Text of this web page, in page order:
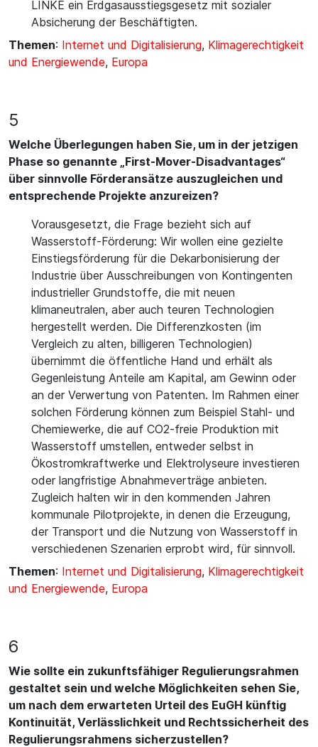
LINKE ein Erdgasausstiegsgesetz mit sozialer
Absicherung der Beschäftigten.
Themen: Internet und Digitalisierung, Klimagerechtigkeit
und Energiewende, Europa
5
Welche Überlegungen haben Sie, um in der jetzigen
Phase so genannte „First-Mover-Disadvantages“
über sinnvolle Förderansätze auszugleichen und
entsprechende Projekte anzureizen?
Vorausgesetzt, die Frage bezieht sich auf
Wasserstoff-Förderung: Wir wollen eine gezielte
Einstiegsförderung für die Dekarbonisierung der
Industrie über Ausschreibungen von Kontingenten
industrieller Grundstoffe, die mit neuen
klimaneutralen, aber auch teuren Technologien
hergestellt werden. Die Differenzkosten (im
Vergleich zu alten, billigeren Technologien)
übernimmt die öffentliche Hand und erhält als
Gegenleistung Anteile am Kapital, am Gewinn oder
an der Verwertung von Patenten. Im Rahmen einer
solchen Förderung können zum Beispiel Stahl- und
Chemiewerke, die auf CO2-freie Produktion mit
Wasserstoff umstellen, entweder selbst in
Ökostromkraftwerke und Elektrolyseure investieren
oder langfristige Abnahmeverträge anbieten.
Zugleich halten wir in den kommenden Jahren
kommunale Pilotprojekte, in denen die Erzeugung,
der Transport und die Nutzung von Wasserstoff in
verschiedenen Szenarien erprobt wird, für sinnvoll.
Themen: Internet und Digitalisierung, Klimagerechtigkeit
und Energiewende, Europa
6
Wie sollte ein zukunftsfähiger Regulierungsrahmen
gestaltet sein und welche Möglichkeiten sehen Sie,
um nach dem erwarteten Urteil des EuGH künftig
Kontinuität, Verlässlichkeit und Rechtssicherheit des
Regulierungsrahmens sicherzustellen?